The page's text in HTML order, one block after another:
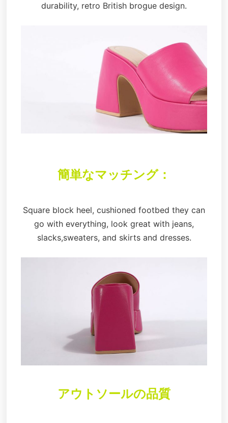
durability, retro British brogue design.
簡単なマッチング：
Square block heel, cushioned footbed they can
go with everything, look great with jeans,
slacks,sweaters, and skirts and dresses.
アウトソールの品質